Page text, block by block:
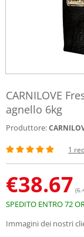
CARNILOVE
agnello 6kg
Produttore:
1
€38.67
SPEDITO ENTRO 72
Immagini dei nostri